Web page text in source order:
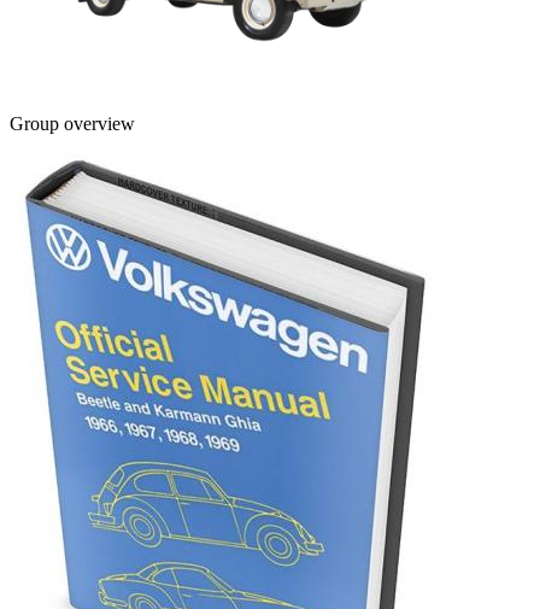
Group overview